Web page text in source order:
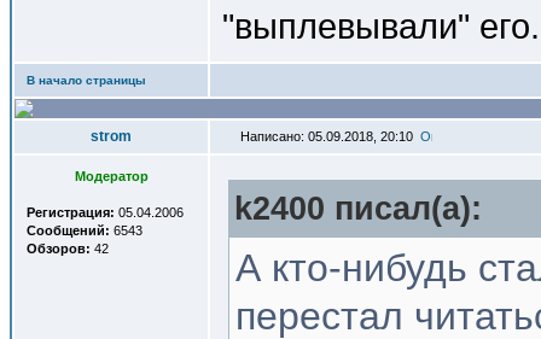
"выплевывали" его.
В начало страницы
strom Написано: 05.09.2018, 20:10
Модератор
Регистрация: 05.04.2006
Сообщений: 6543
Обзоров: 42
k2400 писал(a):
А кто-нибудь
перестал